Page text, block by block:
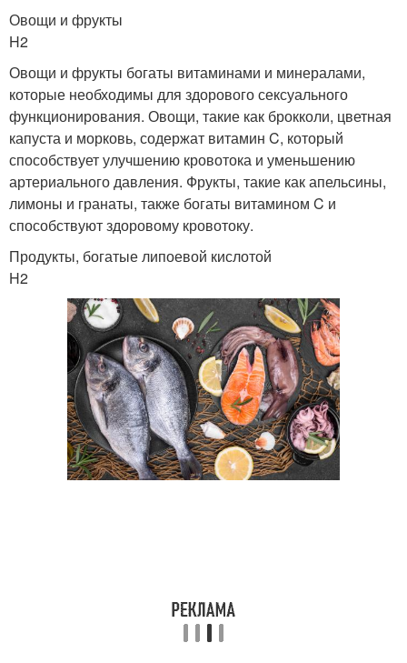
Овощи и фрукты
H2
Овощи и фрукты богаты витаминами и минералами,
которые необходимы для здорового сексуального
функционирования. Овощи, такие как брокколи, цветная
капуста и морковь, содержат витамин C, который
способствует улучшению кровотока и уменьшению
артериального давления. Фрукты, такие как апельсины,
лимоны и гранаты, также богаты витамином C и
способствуют здоровому кровотоку.
Продукты, богатые липоевой кислотой
H2